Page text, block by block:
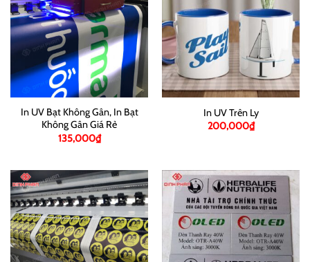
In UV Bạt Không Gân, In Bạt
Không Gân Giá Rẻ
135,000₫
In UV Trên Ly
200,000₫